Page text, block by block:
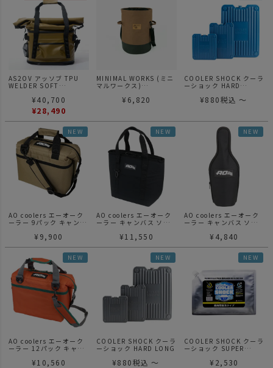
AS2OV アッソブ TPU
WELDER SOFT
トクーラーバッグ 420D
TPU WELDER SERIES
¥40,700
¥28,490
MINIMAL WORKS (ミニ
マルワークス)
¥ 6,820
COOLER SHOCK クーラ
ーショック HARD
¥880税込 〜
NEW
AO coolers エーオーク
ーラー 9パック キャンバ
ドトープ¥ 9,900
NEW
AO coolers エーオーク
ーラー キャンバス ソフ
¥11,550
NEW
AO coolers エーオーク
ーラー キャンバス ソフ
¥ 4,840
NEW
AO coolers エーオーク
ーラー 12パック キャン
ーントオーカー
¥10,560
NEW
COOLER SHOCK クーラ
ーショック HARD LONG
¥880税込 〜
NEW
COOLER SHOCK クーラ
ーショック SUPER
¥ 2,530